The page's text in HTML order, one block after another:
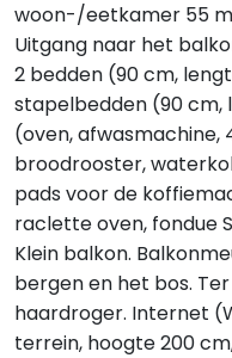
woon-/eetkamer 55
Uitgang naar het
2 bedden (90 cm,
stapelbedden (90 cm,
(oven, afwasmachine,
broodrooster,
pads voor de
raclette oven, fondue
Klein balkon.
bergen en het bos.
haardroger. Internet
terrein, hoogte 200